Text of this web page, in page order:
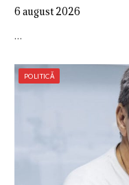
6 august 2026
…
POLITICĂ